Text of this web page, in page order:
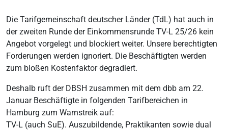
Die Tarifgemeinschaft deutscher Länder (TdL) hat auch in
der zweiten Runde der Einkommensrunde TV-L 25/26 kein
Angebot vorgelegt und blockiert weiter. Unsere berechtigten
Forderungen werden ignoriert. Die Beschäftigten werden
zum bloßen Kostenfaktor degradiert.
Deshalb ruft der DBSH zusammen mit dem dbb am 22.
Januar Beschäftigte in folgenden Tarifbereichen in
Hamburg zum Warnstreik auf:
TV-L (auch SuE). Auszubildende, Praktikanten sowie dual